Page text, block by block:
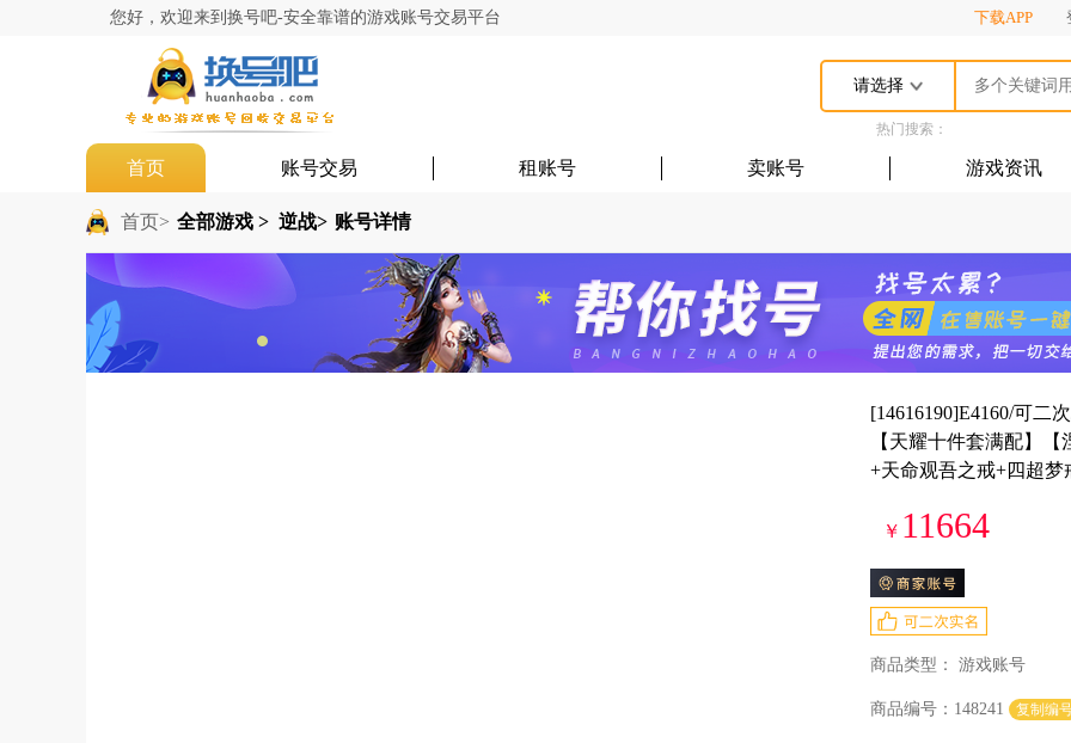
您好，欢迎来到换号吧-安全靠谱的游戏账号交易平台 下载APP
请选择
热门搜索：
首页 账号交易 租账号 卖账号 游戏资讯
首页> 全部游戏 > 逆战> 账号详情
[14616190]E4160/可二
【天耀十件套满配】
+天命观吾之戒+四超梦
￥ 11664
商品类型： 游戏账号
商品编号：148241 复制编